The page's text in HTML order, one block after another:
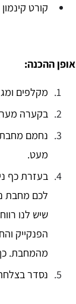
קורט
אופן ההכנה:
מקלפים
בקערה
נחמם מחבת
מעט.
בעזרת כף
לכם מחבת
שיש לנו
הפנקייק
מהמחבת.
נסדר